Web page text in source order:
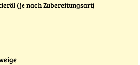
(je nach Zubereitungsart)